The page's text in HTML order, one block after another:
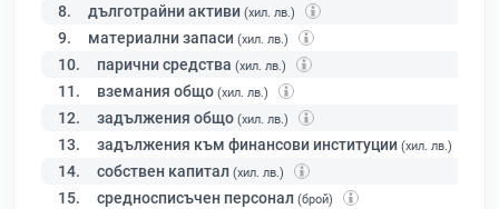
8. дълготрайни активи (хил. лв.)
9. материални запаси (хил. лв.)
10. парични средства (хил. лв.)
11. вземания общо (хил. лв.)
12. задължения общо (хил. лв.)
13. задължения към финансови институции (хил. лв.)
14. собствен капитал (хил. лв.)
15. средносписъчен персонал (брой)